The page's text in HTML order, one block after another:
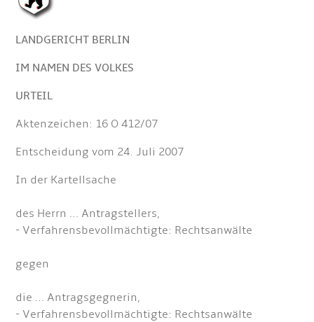
LANDGERICHT BERLIN
IM NAMEN DES VOLKES
URTEIL
Aktenzeichen: 16 O 412/07
Entscheidung vom 24. Juli 2007
In der Kartellsache
des Herrn … Antragstellers,
- Verfahrensbevollmächtigte: Rechtsanwälte
gegen
die … Antragsgegnerin,
- Verfahrensbevollmächtigte: Rechtsanwälte